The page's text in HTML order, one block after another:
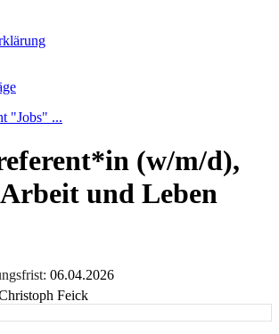
"Jobs" ...
(w/m/d),
und Leben
06.04.2026
Feick